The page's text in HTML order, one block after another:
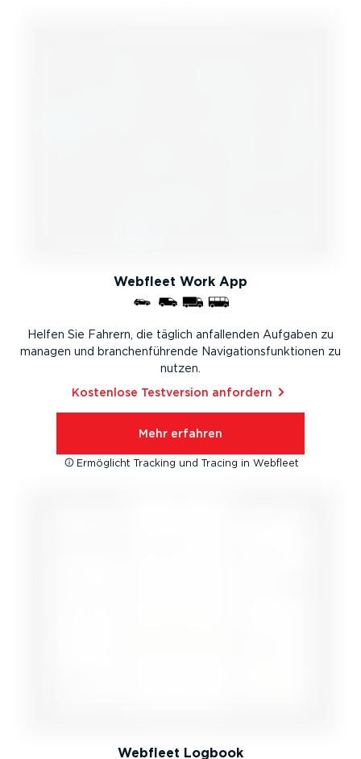
Webfleet Work App
Helfen Sie Fahrern, die täglich anfallenden Aufgaben zu
managen und branchen­füh­rende Naviga­ti­ons­funk­tionen zu
nutzen.
Kostenlose Testversion anfordern⁠
Mehr erfahren
Ermöglicht Tracking und Tracing in Webfleet
Webfleet Logbook